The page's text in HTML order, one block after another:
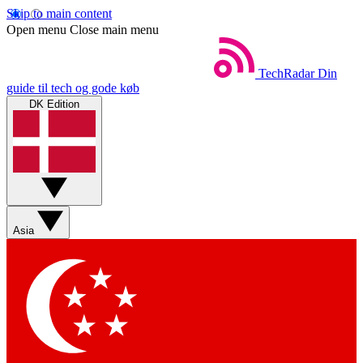
Skip to main content
Open menu Close main menu
TechRadar Din
guide til tech og gode køb
DK Edition
Asia